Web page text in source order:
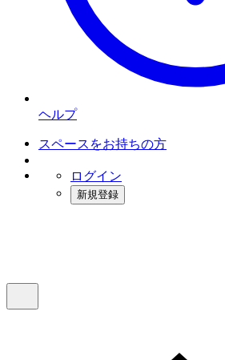
ヘルプ
スペースをお持ちの方
ログイン
新規登録